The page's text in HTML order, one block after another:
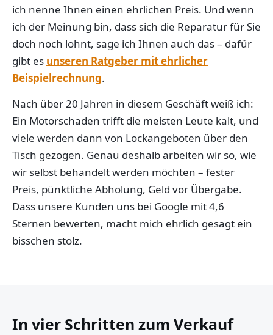
ich nenne Ihnen einen ehrlichen Preis. Und wenn
ich der Meinung bin, dass sich die Reparatur für Sie
doch noch lohnt, sage ich Ihnen auch das – dafür
gibt es unseren Ratgeber mit ehrlicher
Beispielrechnung.
Nach über 20 Jahren in diesem Geschäft weiß ich:
Ein Motorschaden trifft die meisten Leute kalt, und
viele werden dann von Lockangeboten über den
Tisch gezogen. Genau deshalb arbeiten wir so, wie
wir selbst behandelt werden möchten – fester
Preis, pünktliche Abholung, Geld vor Übergabe.
Dass unsere Kunden uns bei Google mit 4,6
Sternen bewerten, macht mich ehrlich gesagt ein
bisschen stolz.
In vier Schritten zum Verkauf